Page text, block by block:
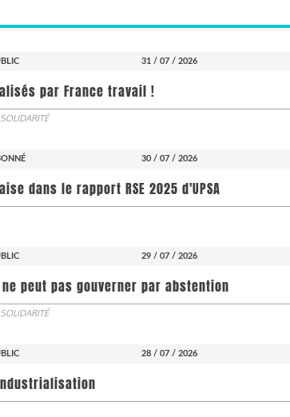
31 / 07 / 2026
par France travail !
30 / 07 / 2026
dans le rapport RSE 2025 d'UPSA
29 / 07 / 2026
ne peut pas gouverner par abstention
28 / 07 / 2026